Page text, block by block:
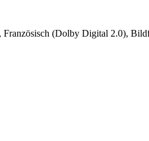
(Dolby Digital 2.0),